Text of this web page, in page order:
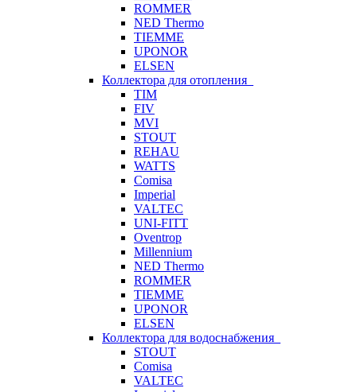
ROMMER
NED Thermo
TIEMME
UPONOR
ELSEN
Коллектора для отопления
TIM
FIV
MVI
STOUT
REHAU
WATTS
Comisa
Imperial
VALTEC
UNI-FITT
Oventrop
Millennium
NED Thermo
ROMMER
TIEMME
UPONOR
ELSEN
Коллектора для водоснабжения
STOUT
Comisa
VALTEC